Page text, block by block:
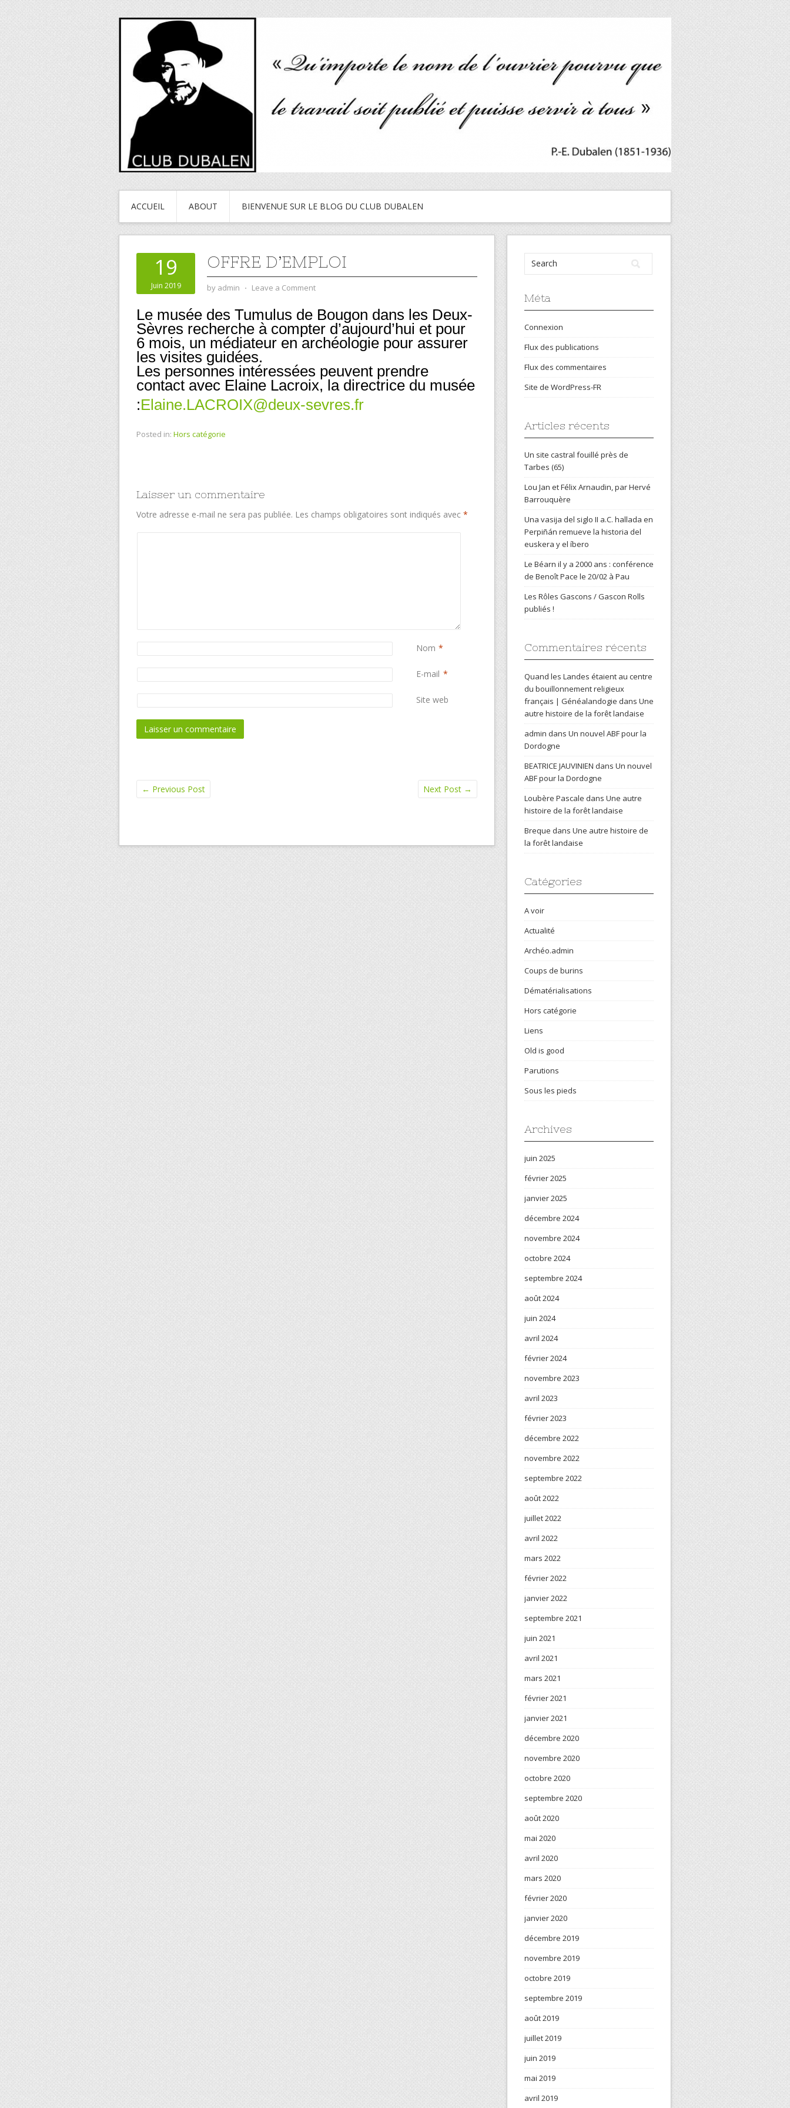
ACCUEIL ABOUT BIENVENUE SUR LE BLOG DU CLUB DUBALEN
19
Juin 2019
OFFRE D’EMPLOI
by admin ⋅ Leave a Comment
Le musée des Tumulus de Bougon dans les Deux-
Sèvres recherche à compter d’aujourd’hui et pour
6 mois, un médiateur en archéologie pour assurer
les visites guidées.
Les personnes intéressées peuvent prendre
contact avec Elaine Lacroix, la directrice du musée
:Elaine.LACROIX@deux-sevres.fr
Posted in: Hors catégorie
Laisser un commentaire
Votre adresse e-mail ne sera pas publiée. Les champs obligatoires sont indiqués avec *
Nom *
E-mail *
Site web
← Previous Post Next Post →
Méta
Connexion
Flux des publications
Flux des commentaires
Site de WordPress-FR
Articles récents
Un site castral fouillé près de
Tarbes (65)
Lou Jan et Félix Arnaudin, par Hervé
Barrouquère
Una vasija del siglo II a.C. hallada en
Perpiñán remueve la historia del
euskera y el íbero
Le Béarn il y a 2000 ans : conférence
de Benoît Pace le 20/02 à Pau
Les Rôles Gascons / Gascon Rolls
publiés !
Commentaires récents
Quand les Landes étaient au centre
du bouillonnement religieux
français | Généalandogie dans Une
autre histoire de la forêt landaise
admin dans Un nouvel ABF pour la
Dordogne
BEATRICE JAUVINIEN dans Un nouvel
ABF pour la Dordogne
Loubère Pascale dans Une autre
histoire de la forêt landaise
Breque dans Une autre histoire de
la forêt landaise
Catégories
A voir
Actualité
Archéo.admin
Coups de burins
Dématérialisations
Hors catégorie
Liens
Old is good
Parutions
Sous les pieds
Archives
juin 2025
février 2025
janvier 2025
décembre 2024
novembre 2024
octobre 2024
septembre 2024
août 2024
juin 2024
avril 2024
février 2024
novembre 2023
avril 2023
février 2023
décembre 2022
novembre 2022
septembre 2022
août 2022
juillet 2022
avril 2022
mars 2022
février 2022
janvier 2022
septembre 2021
juin 2021
avril 2021
mars 2021
février 2021
janvier 2021
décembre 2020
novembre 2020
octobre 2020
septembre 2020
août 2020
mai 2020
avril 2020
mars 2020
février 2020
janvier 2020
décembre 2019
novembre 2019
octobre 2019
septembre 2019
août 2019
juillet 2019
juin 2019
mai 2019
avril 2019